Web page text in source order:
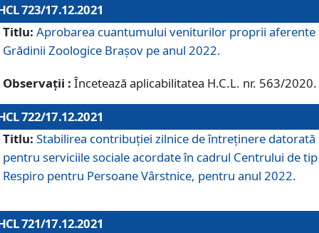
723/17.12.2021
Titlu: Aprobarea cuantumului veniturilor proprii aferente
Grădinii Zoologice Braşov pe anul 2022.
Observații : Încetează aplicabilitatea H.C.L. nr. 563/2020.
722/17.12.2021
Titlu: Stabilirea contribuţiei zilnice de întreținere datorată
pentru serviciile sociale acordate în cadrul Centrului de tip
Respiro pentru Persoane Vârstnice, pentru anul 2022.
721/17.12.2021